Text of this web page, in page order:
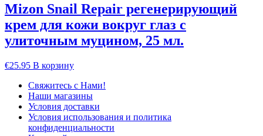
Mizon Snail Repair регенерирующий
крем для кожи вокруг глаз с
улиточным муцином, 25 мл.
€25.95 В корзину
Свяжитесь с Нами!
Наши магазины
Условия доставки
Условия использования и политика
конфиденциальности